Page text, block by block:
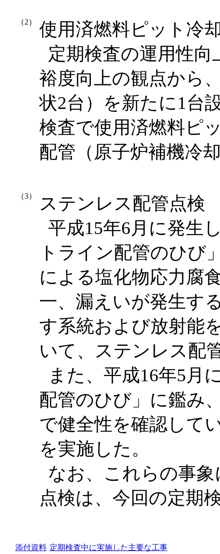
（2）
使用済燃料ピット冷
定期検査の運用性
裕度向上の観点から
状2台）を新たに1台
検査で使用済燃料ピ
配管（原子炉補機冷
（3）
ステンレス配管点検
平成15年6月に発生
トライン配管のひび
による塩化物応力腐
一、漏えいが発生す
す系統および放射能
いて、ステンレス配
また、平成16年5月
配管のひび」に鑑み
で健全性を確認して
を実施した。
なお、これらの事
点検は、今回の定期
添付資料 定期検査中に実施した主要な工事